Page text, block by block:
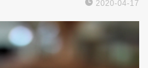
2020-04-17